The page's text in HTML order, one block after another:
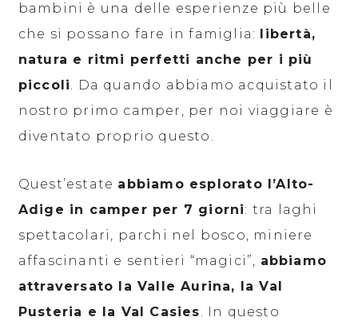
bambini è una delle esperienze più belle
che si possano fare in famiglia:
libertà,
natura e ritmi perfetti anche per i più
piccoli. Da quando abbiamo acquistato il
nostro primo camper, per noi viaggiare è
diventato proprio questo.
Quest’estate abbiamo esplorato l’Alto-
Adige in camper per 7 giorni: tra laghi
spettacolari, parchi nel bosco, miniere
affascinanti e sentieri “magici”, abbiamo
attraversato la Valle Aurina, la Val
Pusteria e la Val Casies. In questo